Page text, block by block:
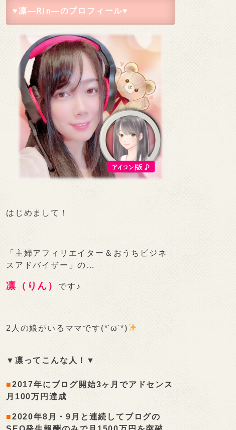
♥凛―Rin―のプロフィール♥
はじめまして！
「主婦アフィリエイター＆おうちビジネ
スアドバイザー」の…
凛（りん） です♪
2人の娘がいるママです(*'ω'*)
▼凛ってこんな人！▼
■2017年にブログ開始3ヶ月でアドセンス
月100万円達成
■2020年8月・9月と連続してブログの